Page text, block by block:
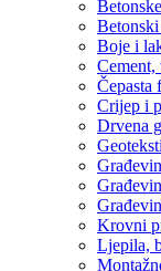
Boje i
Cement,
Čepasta
Crijep i
Drvena
Krovni
Ljepila,